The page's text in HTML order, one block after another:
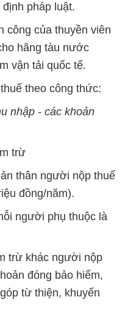
pháp luật.
công của thuyền viên
hãng tàu nước
vận tải quốc tế.
theo công thức:
nhập - các khoản
trừ
thân người nộp thuế
đồng/năm).
người phụ thuộc là
trừ khác người nộp
đóng bảo hiểm,
từ thiện, khuyến